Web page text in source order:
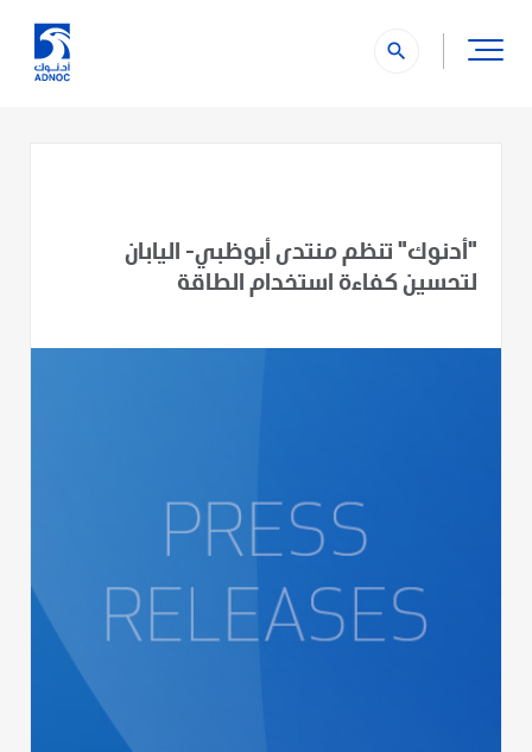
search
"أدنوك" تنظم منتدى أبوظبي- اليابان
لتحسين كفاءة استخدام الطاقة